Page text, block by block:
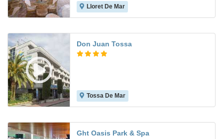
Lloret De Mar
Don Juan Tossa
Tossa De Mar
Ght Oasis Park & Spa